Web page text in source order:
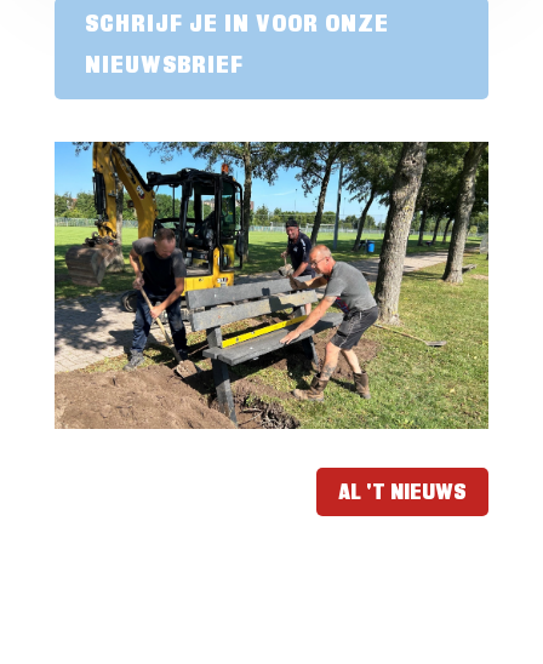
SCHRIJF JE IN VOOR ONZE
NIEUWSBRIEF
AL 'T NIEUWS